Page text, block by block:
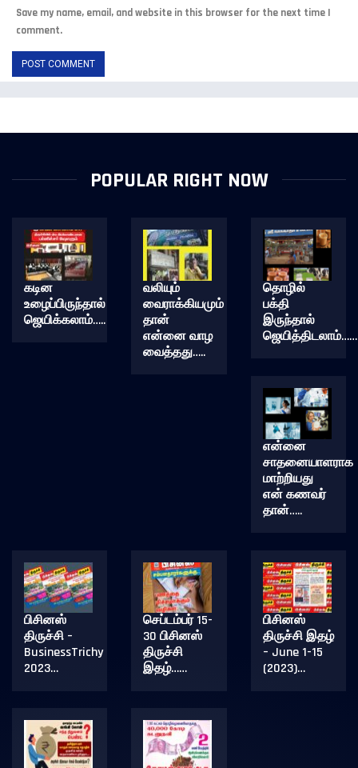
Save my name, email, and website in this browser for the next time I
comment.
POPULAR RIGHT NOW
கடின
உழைப்பிருந்தால்
ஜெயிக்கலாம்…..
வலியும்
வைராக்கியமும்
தான்
என்னை வாழ
வைத்தது…..
தொழில்
பக்தி
இருந்தால்
என்னை
சாதனையாளராக
மாற்றியது
என் கணவர்
தான்…..
பிசினஸ்
திருச்சி –
BusinessTrichy
2023…
செப்டம்பர் 15-
30 பிசினஸ்
திருச்சி
இதழ்……
பிசினஸ்
திருச்சி இதழ்
– June 1-15
(2023)…